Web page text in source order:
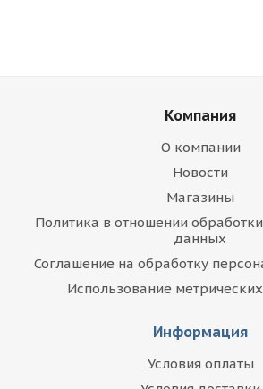
Компания
О компании
Новости
Магазины
Политика в отношении
данных
Соглашение на обработку
Использование
Информация
Условия оплаты